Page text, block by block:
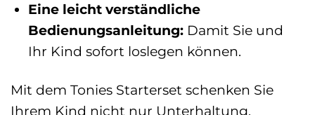
Eine leicht verständliche
Bedienungsanleitung:Damit Sie und
Ihr Kind sofort loslegen können.
Mit dem Tonies Starterset schenken Sie
Ihrem Kind nicht nur Unterhaltung,